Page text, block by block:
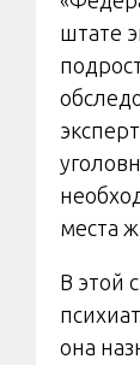
штате
места
В этой
она